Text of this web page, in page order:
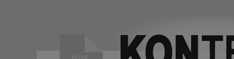
Ausg.